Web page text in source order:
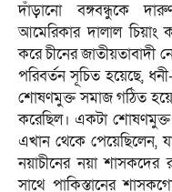
দাঁড়ানো বঙ্গবন্ধুকে
আমেরিকার দালাল চিয়াং
করে চীনের জাতীয়তাবাদী
পরিবর্তন সূচিত হয়েছে,
শোষণমুক্ত সমাজ গঠিত
করেছিল। একটা শোষণমুক্ত
এখান থেকে পেয়েছিলেন,
নয়াচীনের নয়া শাসকদের
সাথে পাকিস্তানের